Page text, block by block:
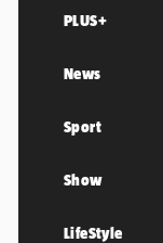
PLUS+
News
Sport
Show
LifeStyle